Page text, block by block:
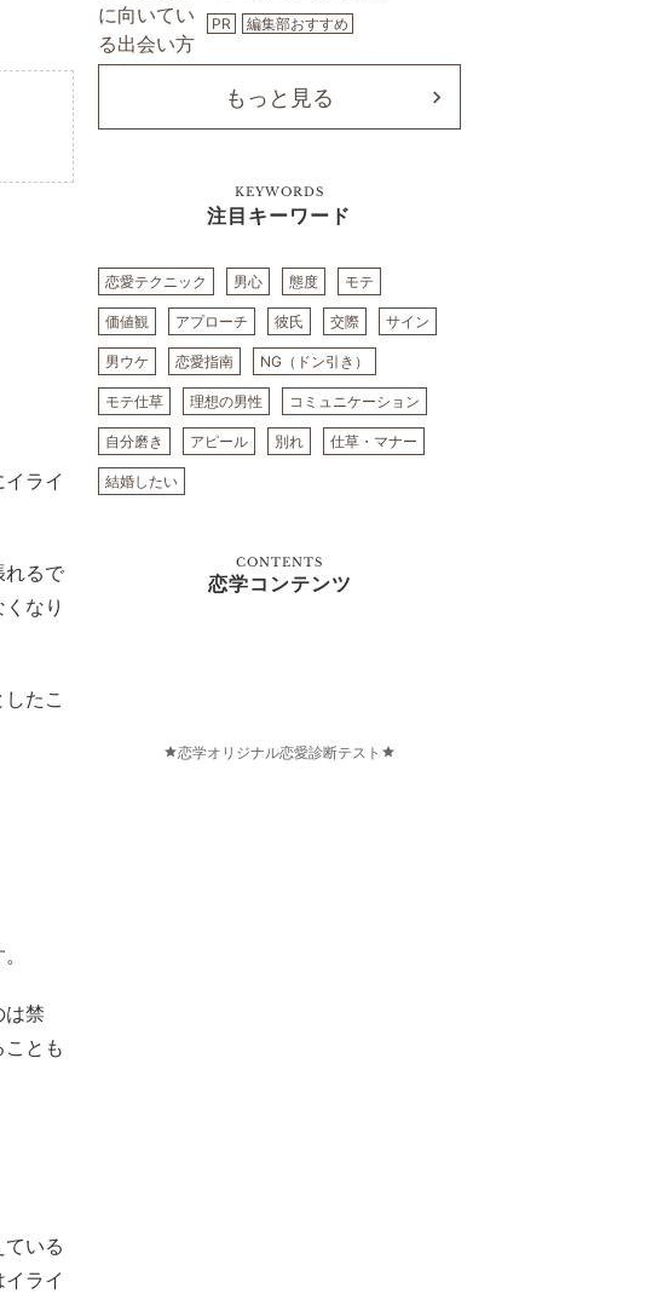
ライ
れるで
なり
たこ
は禁
とも
いる
ライ
PR
編集部おすすめ
もっと見る
KEYWORDS
注目キーワード
恋愛テクニック 男心 態度 モテ
価値観 アプローチ 彼氏 交際 サイン
男ウケ 恋愛指南 NG（ドン引き）
モテ仕草 理想の男性 コミュニケーション
自分磨き アピール 別れ 仕草・マナー
結婚したい
CONTENTS
恋学コンテンツ
恋学オリジナル恋愛診断テスト